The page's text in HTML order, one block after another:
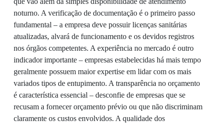
noturno. A verificação de documentação é o primeiro passo
fundamental – a empresa deve possuir licenças sanitárias
atualizadas, alvará de funcionamento e os devidos registros
nos órgãos competentes. A experiência no mercado é outro
indicador importante – empresas estabelecidas há mais tempo
geralmente possuem maior expertise em lidar com os mais
variados tipos de entupimento. A transparência no orçamento
é característica essencial – desconfie de empresas que se
recusam a fornecer orçamento prévio ou que não discriminam
claramente os custos envolvidos. A qualidade dos